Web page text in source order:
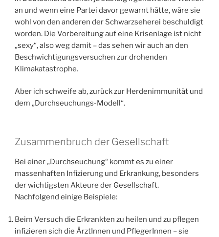
an und wenn eine Partei davor gewarnt hätte, wäre sie
wohl von den anderen der Schwarzseherei beschuldigt
worden. Die Vorbereitung auf eine Krisenlage ist nicht
„sexy“, also weg damit – das sehen wir auch an den
Beschwichtigungsversuchen zur drohenden
Klimakatastrophe.
Aber ich schweife ab, zurück zur Herdenimmunität und
dem „Durchseuchungs-Modell“.
Zusammenbruch der Gesellschaft
Bei einer „Durchseuchung“ kommt es zu einer
massenhaften Infizierung und Erkrankung, besonders
der wichtigsten Akteure der Gesellschaft.
Nachfolgend einige Beispiele:
Beim Versuch die Erkrankten zu heilen und zu pflegen
infizieren sich die ÄrztInnen und PflegerInnen – sie